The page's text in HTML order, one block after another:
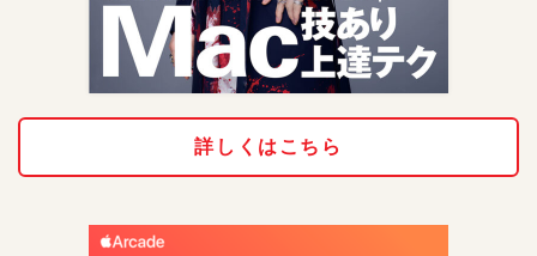
詳しくはこちら